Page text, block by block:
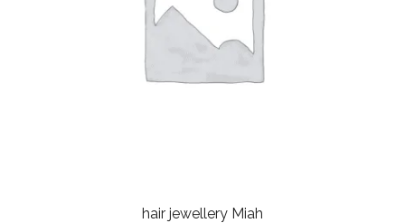
hair jewellery Miah